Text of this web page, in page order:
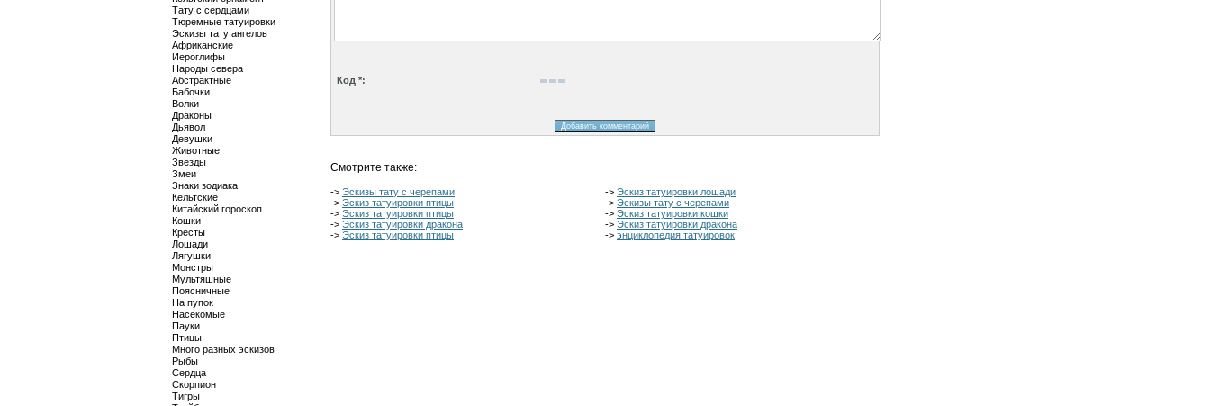
Тату с сердцами
Тюремные татуировки
Эскизы тату ангелов
Африканские
Иероглифы
Народы севера
Абстрактные
Бабочки
Волки
Драконы
Дьявол
Девушки
Животные
Звезды
Змеи
Знаки зодиака
Кельтские
Китайский гороскоп
Кошки
Кресты
Лошади
Лягушки
Монстры
Мультяшные
Поясничные
На пупок
Насекомые
Пауки
Птицы
Много разных эскизов
Рыбы
Сердца
Скорпион
Тигры
Код *:
Смотрите также:
-> Эскизы тату с черепами -> Эскиз татуировки лошади
-> Эскиз татуировки птицы -> Эскизы тату с черепами
-> Эскиз татуировки птицы -> Эскиз татуировки кошки
-> Эскиз татуировки дракона -> Эскиз татуировки дракона
-> Эскиз татуировки птицы -> энциклопедия татуировок